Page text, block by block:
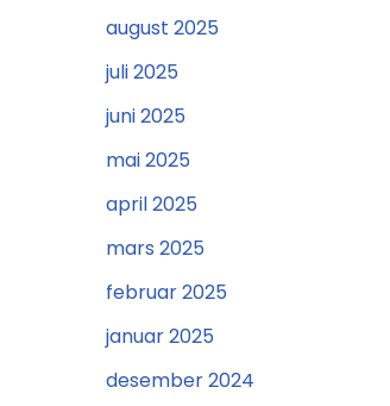
august 2025
juli 2025
juni 2025
mai 2025
april 2025
mars 2025
februar 2025
januar 2025
desember 2024